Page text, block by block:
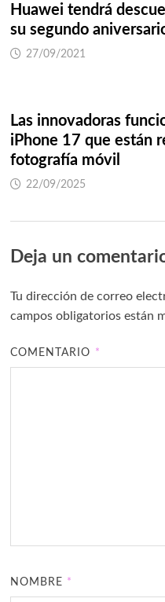
Huawei tendrá
su segundo
27/09/2021
Las innovadoras
iPhone 17 que están
fotografía móvil
22/09/2025
Deja un
Tu dirección de correo
campos obligatorios están
COMENTARIO *
NOMBRE *